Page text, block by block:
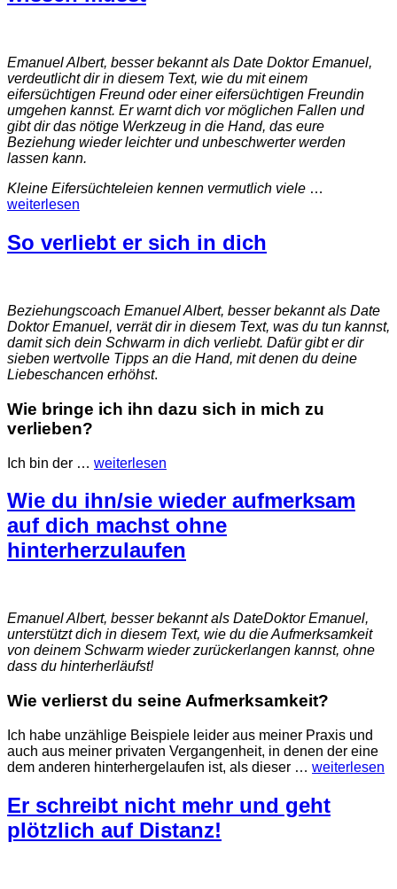
Emanuel Albert, besser bekannt als Date Doktor Emanuel,
verdeutlicht dir in diesem Text, wie du mit einem
eifersüchtigen Freund oder einer eifersüchtigen Freundin
umgehen kannst. Er warnt dich vor möglichen Fallen und
gibt dir das nötige Werkzeug in die Hand, das eure
Beziehung wieder leichter und unbeschwerter werden
lassen kann.
Kleine Eifersüchteleien kennen vermutlich viele …
weiterlesen
So verliebt er sich in dich
Beziehungscoach Emanuel Albert, besser bekannt als Date
Doktor Emanuel, verrät dir in diesem Text, was du tun kannst,
damit sich dein Schwarm in dich verliebt. Dafür gibt er dir
sieben wertvolle Tipps an die Hand, mit denen du deine
Liebeschancen erhöhst.
Wie bringe ich ihn dazu sich in mich zu
verlieben?
Ich bin der … weiterlesen
Wie du ihn/sie wieder aufmerksam
auf dich machst ohne
hinterherzulaufen
Emanuel Albert, besser bekannt als DateDoktor Emanuel,
unterstützt dich in diesem Text, wie du die Aufmerksamkeit
von deinem Schwarm wieder zurückerlangen kannst, ohne
dass du hinterherläufst!
Wie verlierst du seine Aufmerksamkeit?
Ich habe unzählige Beispiele leider aus meiner Praxis und
auch aus meiner privaten Vergangenheit, in denen der eine
dem anderen hinterhergelaufen ist, als dieser … weiterlesen
Er schreibt nicht mehr und geht
plötzlich auf Distanz!